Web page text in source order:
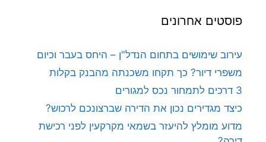
פוסטים אחרונים
עירוב שימושים בתחום הנדל"ן – היחס בעבר וכיום
משפרי דיור? כך תקחו משכנתה מהבנק בקלות
3 דרכים לתמחור נכס למגורים
כיצד מגדירים נכון את הדירה שברצונכם לרכוש?
מדוע מומלץ להיעזר בשמאי מקרקעין לפני רכישת